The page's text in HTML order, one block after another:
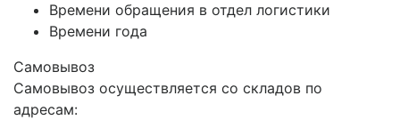
Времени обращения в отдел логистики
Времени года
Самовывоз
Самовывоз осуществляется со складов по
адресам: